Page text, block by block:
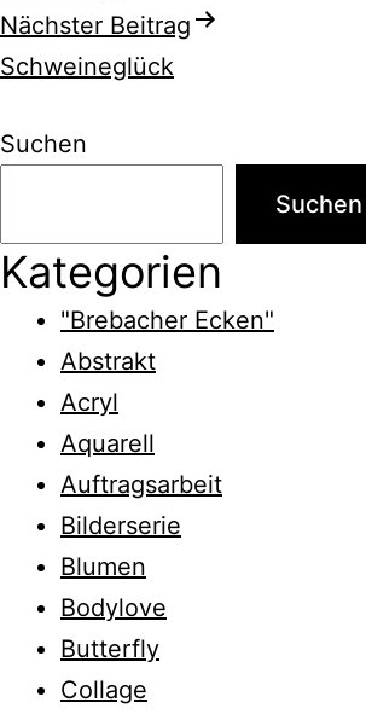
Nächster Beitrag
Schweineglück
Suchen
Suchen
Kategorien
"Brebacher Ecken"
Abstrakt
Acryl
Aquarell
Auftragsarbeit
Bilderserie
Blumen
Bodylove
Butterfly
Collage